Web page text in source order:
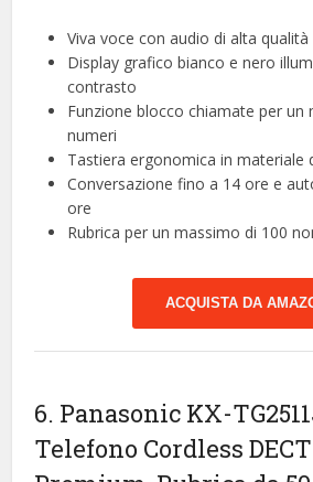
Viva voce con audio di alta qualità
Display grafico bianco e nero
contrasto
Funzione blocco chiamate per un
numeri
Tastiera ergonomica in materiale
Conversazione fino a 14 ore e
ore
Rubrica per un massimo di 100
ACQUISTA DA
6. Panasonic KX-
Telefono Cordless